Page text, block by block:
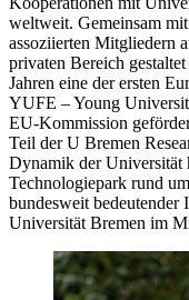
weltweit. Gemeinsam
assoziierten Mitgliedern
privaten Bereich
Jahren eine der ersten
YUFE – Young
EU-Kommission
Teil der U Bremen
Dynamik der Universität
Technologiepark rund
bundesweit bedeutender
Universität Bremen im